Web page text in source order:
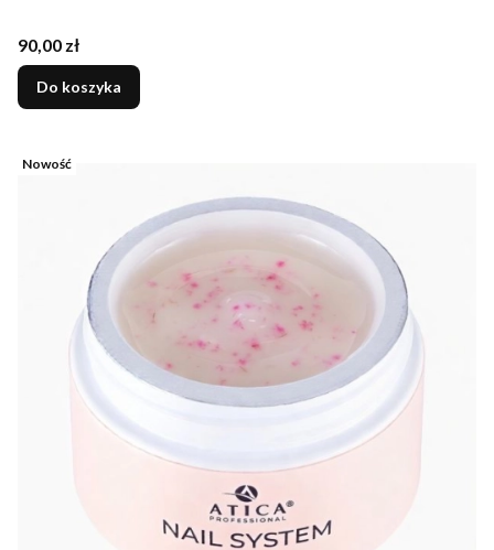
Cena
90,00 zł
Do koszyka
Nowość